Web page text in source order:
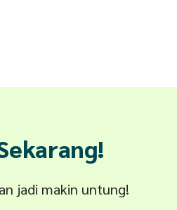
jadi makin untung!